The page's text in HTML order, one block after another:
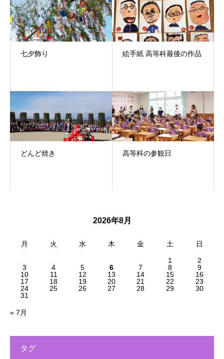
七夕飾り 絵手紙 高等科最後の作品
どんど焼き 高等科の参観日
2026年8月
月 火 水 木 金 土 日
1
2
3
4 5 6 7 8
9
10
11 12 13 14 15
16
17
18 19 20 21 22
23
24
25 26 27 28 29
30
31
« 7月
タグ